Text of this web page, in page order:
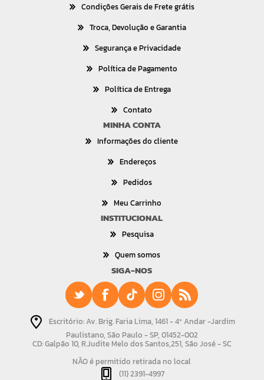
Condições Gerais de Frete grátis
Troca, Devolução e Garantia
Segurança e Privacidade
Política de Pagamento
Política de Entrega
Contato
MINHA CONTA
Informações do cliente
Endereços
Pedidos
Meu Carrinho
INSTITUCIONAL
Pesquisa
Quem somos
SIGA-NOS
Escritório: Av. Brig. Faria Lima, 1461 - 4º Andar -Jardim
Paulistano, São Paulo - SP, 01452-002
CD: Galpão 10, R.Judite Melo dos Santos,251, São José - SC
NÃO é permitido retirada no local
(11) 2391-4997